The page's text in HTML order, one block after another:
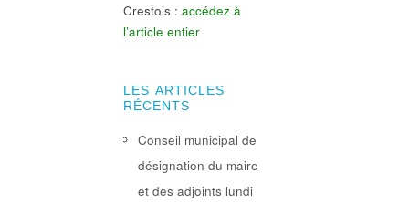
Crestois : accédez à
l’article entier
LES ARTICLES
RÉCENTS
Conseil municipal de
désignation du maire
et des adjoints lundi